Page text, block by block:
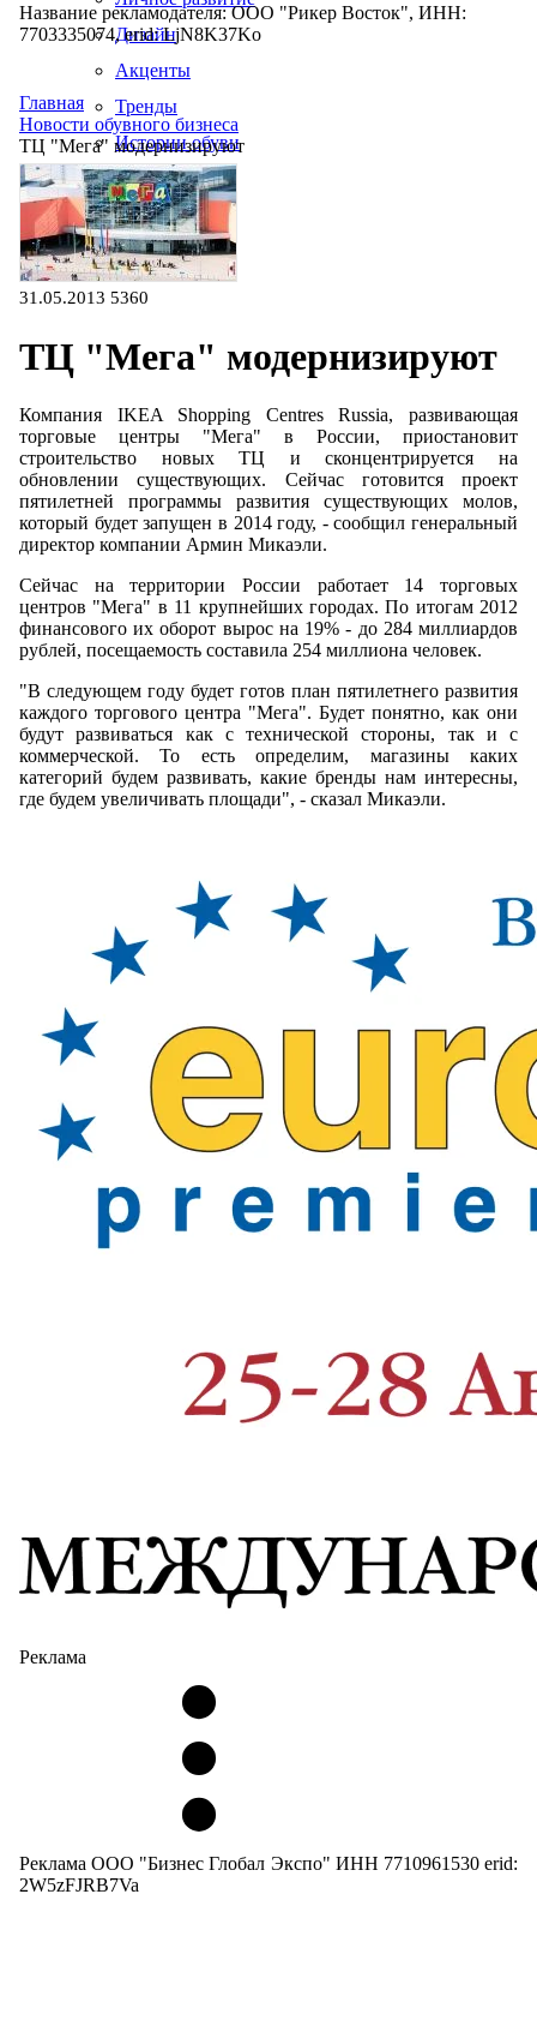
Дизайн
Акценты
Тренды
Истории обуви
Производство
Название рекламодателя: ООО "Рикер Восток", ИНН:
7703335074, erid: LjN8K37Ko
Главная
Новости обувного бизнеса
ТЦ "Мега" модернизируют
31.05.2013 5360
ТЦ "Мега" модернизируют
Компания IKEA Shopping Centres Russia, развивающая
торговые центры "Мега" в России, приостановит
строительство новых ТЦ и сконцентрируется на
обновлении существующих. Сейчас готовится проект
пятилетней программы развития существующих молов,
который будет запущен в 2014 году, - сообщил генеральный
директор компании Армин Микаэли.
Сейчас на территории России работает 14 торговых
центров "Мега" в 11 крупнейших городах. По итогам 2012
финансового их оборот вырос на 19% - до 284 миллиардов
рублей, посещаемость составила 254 миллиона человек.
"В следующем году будет готов план пятилетнего развития
каждого торгового центра "Мега". Будет понятно, как они
будут развиваться как с технической стороны, так и с
коммерческой. То есть определим, магазины каких
категорий будем развивать, какие бренды нам интересны,
где будем увеличивать площади", - сказал Микаэли.
Реклама
Реклама ООО "Бизнес Глобал Экспо" ИНН 7710961530 erid:
2W5zFJRB7Va